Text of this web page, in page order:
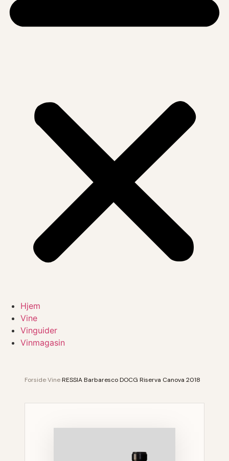
Hjem
Vine
Vinguider
Vinmagasin
ForsideVineRESSIA Barbaresco DOCG Riserva Canova 2018